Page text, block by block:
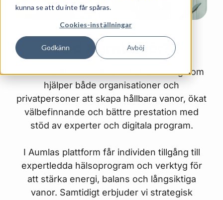
kunna se att du inte får spåras.
Cookies-inställningar
Godkänn Avböj
Vad Aumla gör?
Aumla är ett konsult- och hälsoföretag som
hjälper både organisationer och
privatpersoner att skapa hållbara vanor, ökat
välbefinnande och bättre prestation med
stöd av experter och digitala program.
I Aumlas plattform får individen tillgång till
expertledda hälsoprogram och verktyg för
att stärka energi, balans och långsiktiga
vanor. Samtidigt erbjuder vi strategisk